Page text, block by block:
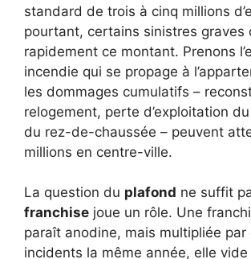
standard de trois à cinq millions
pourtant, certains sinistres graves
rapidement ce montant. Prenons
incendie qui se propage à
les dommages cumulatifs –
relogement, perte d’exploitation
du rez-de-chaussée – peuvent
millions en centre-ville.
La question du plafond ne suffit
franchise joue un rôle. Une
paraît anodine, mais multipliée par
incidents la même année, elle